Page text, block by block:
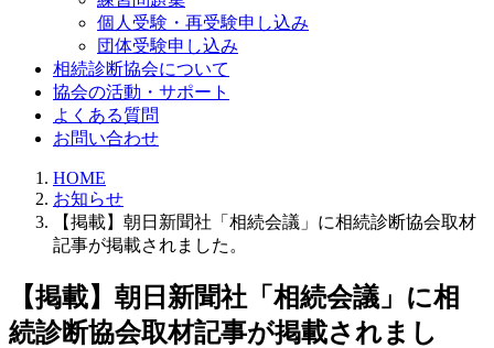
個人受験・再受験申し込み
団体受験申し込み
相続診断協会について
協会の活動・サポート
よくある質問
お問い合わせ
HOME
お知らせ
【掲載】朝日新聞社「相続会議」に相続診断協会取材
記事が掲載されました。
【掲載】朝日新聞社「相続会議」に相
続診断協会取材記事が掲載されまし